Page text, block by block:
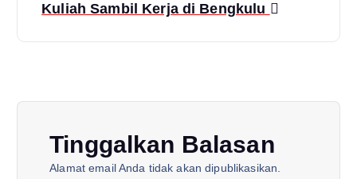
Kuliah Sambil Kerja di Bengkulu
Tinggalkan Balasan
Alamat email Anda tidak akan dipublikasikan.